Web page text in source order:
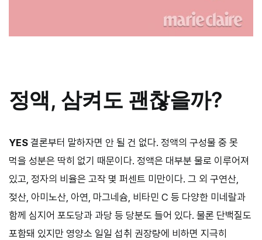
정액, 삼켜도 괜찮을까?
YES 결론부터 말하자면 안 될 건 없다. 정액의 구성물 중 못
먹을 성분은 딱히 없기 때문이다. 정액은 대부분 물로 이루어져
있고, 정자의 비율은 고작 몇 퍼센트 미만이다. 그 외 구연산,
젖산, 아미노산, 아연, 마그네슘, 비타민 C 등 다양한 미네랄과
함께 심지어 포도당과 과당 등 당분도 들어 있다. 물론 단백질도
포함돼 있지만 영양소 일일 섭취 권장량에 비하면 지극히